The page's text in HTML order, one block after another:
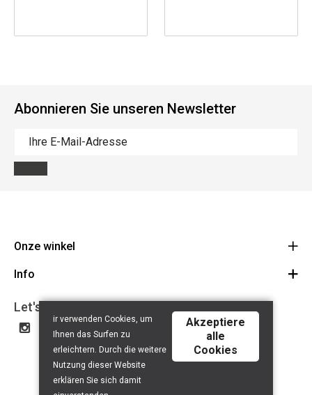
Abonnieren Sie unseren Newsletter
Onze winkel
Route
Info
Contact
Disclaimer
Privacy Policy
Let's get social
ir verwenden Cookies, um
Ihnen das Surfen zu
erleichtern. Durch die weitere
Nutzung dieser Website
erklären Sie sich damit
Akzeptiere
alle
Cookies